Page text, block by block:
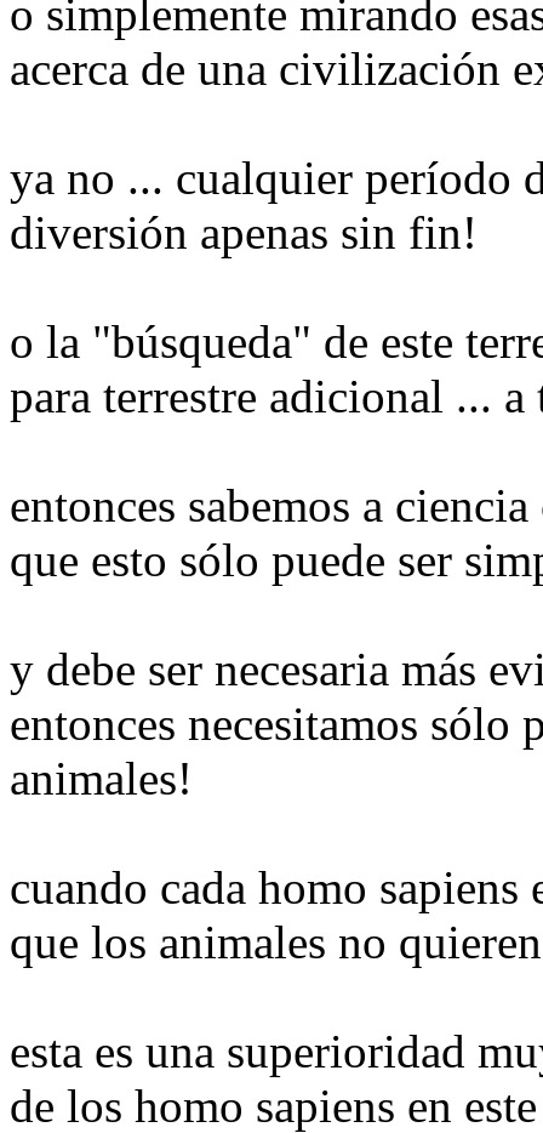
o simplemente mirando
acerca de una civilización
ya no ... cualquier período
diversión apenas sin fin!
o la "búsqueda" de este
para terrestre adicional ...
entonces sabemos a
que esto sólo puede ser
y debe ser necesaria más
entonces necesitamos sólo
animales!
cuando cada homo sapiens
que los animales no
esta es una superioridad
de los homo sapiens en